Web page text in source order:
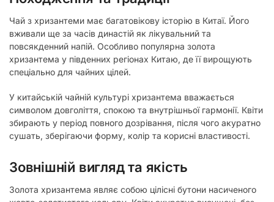
Чай з хризантеми має багатовікову історію в Китаї. Його
вживали ще за часів династій як лікувальний та
повсякденний напій. Особливо популярна золота
хризантема у південних регіонах Китаю, де її вирощують
спеціально для чайних цілей.
У китайській чайній культурі хризантема вважається
символом довголіття, спокою та внутрішньої гармонії. Квіти
збирають у період повного дозрівання, після чого акуратно
сушать, зберігаючи форму, колір та корисні властивості.
Зовнішній вигляд та якість
Золота хризантема являє собою цілісні бутони насиченого